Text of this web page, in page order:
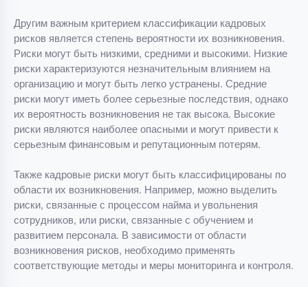
Другим важным критерием классификации кадровых
рисков является степень вероятности их возникновения.
Риски могут быть низкими, средними и высокими. Низкие
риски характеризуются незначительным влиянием на
организацию и могут быть легко устранены. Средние
риски могут иметь более серьезные последствия, однако
их вероятность возникновения не так высока. Высокие
риски являются наиболее опасными и могут привести к
серьезным финансовым и репутационным потерям.
Также кадровые риски могут быть классифицированы по
области их возникновения. Например, можно выделить
риски, связанные с процессом найма и увольнения
сотрудников, или риски, связанные с обучением и
развитием персонала. В зависимости от области
возникновения рисков, необходимо применять
соответствующие методы и меры мониторинга и контроля.